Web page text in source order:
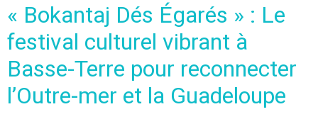
« Bokantaj Dés Égarés » : Le
festival culturel vibrant à
Basse-Terre pour reconnecter
l’Outre-mer et la Guadeloupe